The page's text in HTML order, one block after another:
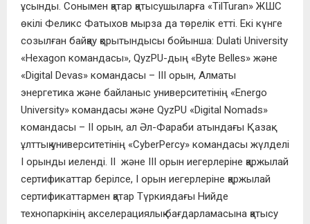
ұсынды. Сонымен қатар қатысушыларға «TilTuran» ЖШС
өкілі Феликс Фатыхов мырза да төрелік етті. Екі күнге
созылған байқау қорытындысы бойынша: Dulati University
«Hexagon командасы», QyzPU-дың «Byte Belles» және
«Digital Devas» командасы – ІІІ орын, Алматы
энергетика және байланыс университетінің «Energo
University» командасы және QyzPU «Digital Nomads»
командасы – ІІ орын, ал Әл-Фараби атындағы Қазақ
ұлттық университетінің «CyberPercy» командасы жүлделі
І орынды иеленді. ІІ және ІІІ орын иегерлеріне қаржылай
сертификаттар берілсе, І орын иегерлеріне қаржылай
сертификаттармен қатар Түркиядағы Нийде
технопаркінің акселерациялық бағдарламасына қатысу